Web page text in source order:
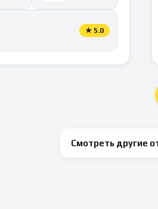
★ 5.0
Смотреть другие